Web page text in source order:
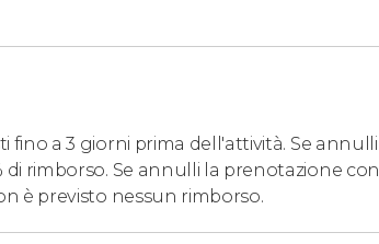
fino a 3 giorni prima dell'attività. Se annulli
di rimborso. Se annulli la prenotazione con
è previsto nessun rimborso.